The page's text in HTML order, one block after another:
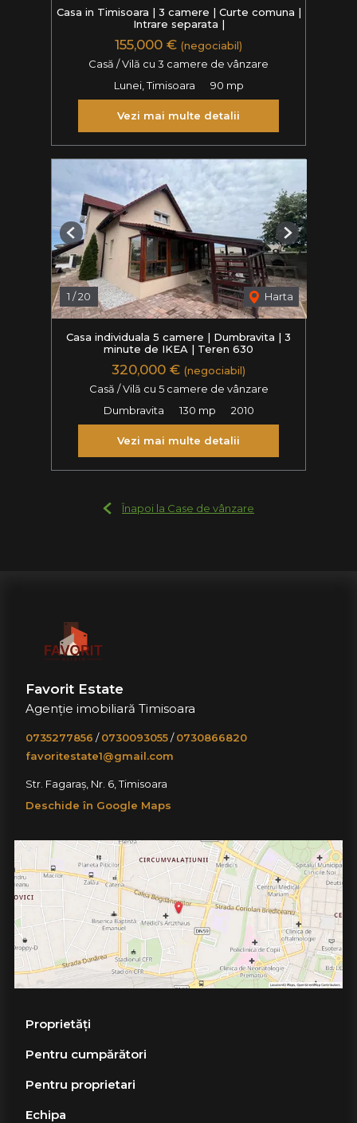
Casa in Timisoara | 3 camere | Curte comuna |
Intrare separata |
155,000 € (negociabil)
Casă / Vilă cu 3 camere de vânzare
Lunei, Timisoara
90 mp
Vezi mai multe detalii
1 /20 Harta
Previous Next
Casa individuala 5 camere | Dumbravita | 3
minute de IKEA | Teren 630
320,000 € (negociabil)
Casă / Vilă cu 5 camere de vânzare
Dumbravita
130 mp 2010
Vezi mai multe detalii
Înapoi la Case de vânzare
Favorit Estate
Agenție imobiliară Timisoara
0735277856 /0730093055/0730866820
favoritestate1@gmail.com
Str. Fagaraș, Nr. 6, Timisoara
Deschide în Google Maps
Proprietăți
Pentru cumpărători
Pentru proprietari
Echipa